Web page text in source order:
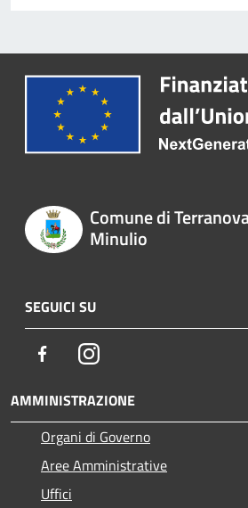
Comune di
Minulio
SEGUICI SU
FacebookInstagram
AMMINISTRAZIONE
Organi di Governo
Aree Amministrative
Uffici